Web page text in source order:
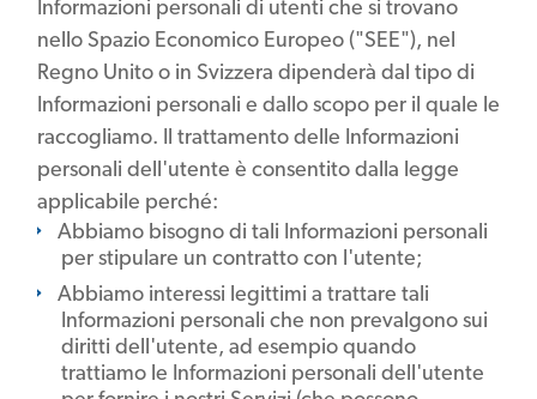
Informazioni personali di utenti che si trovano
nello Spazio Economico Europeo ("SEE"), nel
Regno Unito o in Svizzera dipenderà dal tipo di
Informazioni personali e dallo scopo per il quale le
raccogliamo. Il trattamento delle Informazioni
personali dell'utente è consentito dalla legge
applicabile perché:
Abbiamo bisogno di tali Informazioni personali
per stipulare un contratto con l'utente;
Abbiamo interessi legittimi a trattare tali
Informazioni personali che non prevalgono sui
diritti dell'utente, ad esempio quando
trattiamo le Informazioni personali dell'utente